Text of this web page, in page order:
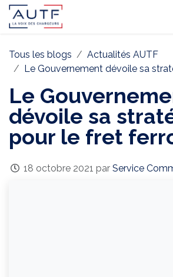
Tous les blogs
Actualités AUTF
Le Gouvernement dévoile sa stratégie
Le
dévoile sa
pour le fret
18 octobre 2021 par Service